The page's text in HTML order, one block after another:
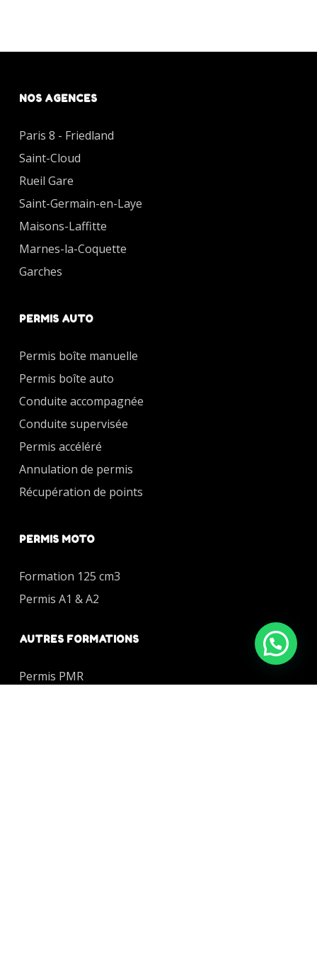
NOS AGENCES
Paris 8 - Friedland
Saint-Cloud
Rueil Gare
Saint-Germain-en-Laye
Maisons-Laffitte
Marnes-la-Coquette
Garches
PERMIS AUTO
Permis boîte manuelle
Permis boîte auto
Conduite accompagnée
Conduite supervisée
Permis accéléré
Annulation de permis
Récupération de points
PERMIS MOTO
Formation 125 cm3
Permis A1 & A2
AUTRES FORMATIONS
Permis PMR